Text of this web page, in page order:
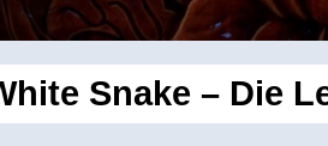
Snake – Die